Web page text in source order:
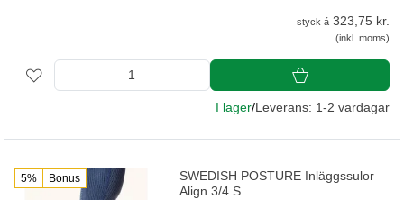
styck á 323,75 kr.
(inkl. moms)
I lager/Leverans: 1-2 vardagar
5% Bonus
SWEDISH POSTURE Inläggssulor
Align 3/4 S